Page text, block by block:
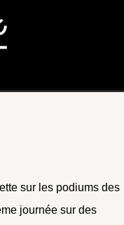
sur les podiums des
journée sur des